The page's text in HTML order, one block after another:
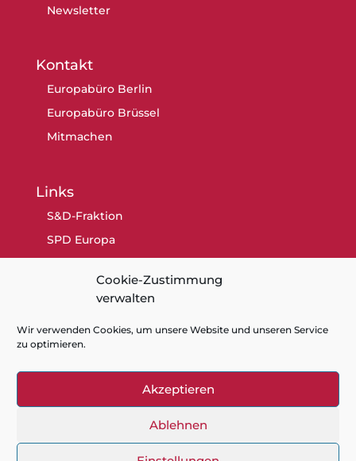
Cookie-Zustimmung
verwalten
Wir verwenden Cookies, um unsere Website und unseren Service
zu optimieren.
Akzeptieren
Ablehnen
Newsletter
Kontakt
Europabüro Berlin
Europabüro Brüssel
Mitmachen
Links
S&D-Fraktion
SPD Europa
Datenschutz
Cookie-Richtlinie (EU)